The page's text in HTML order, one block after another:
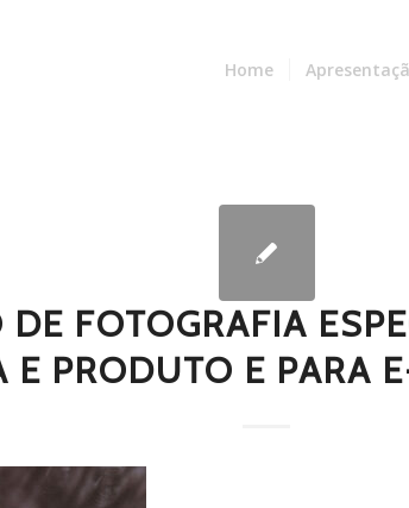
Home
DE FOTOGRAFIA
E PRODUTO E PARA